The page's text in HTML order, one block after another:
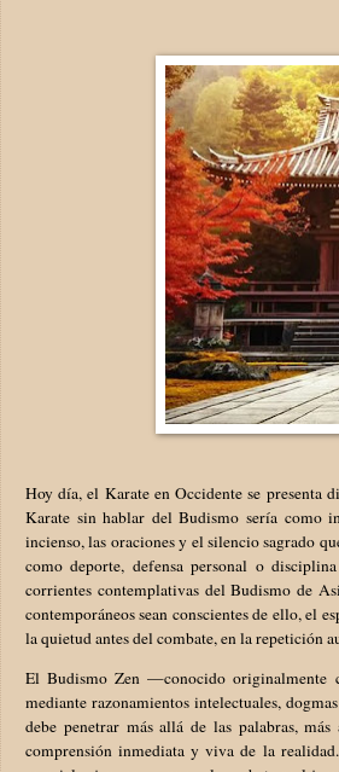
Hoy día, el Karate en Occidente se presenta
Karate sin hablar del Budismo sería como
incienso, las oraciones y el silencio sagrado
como deporte, defensa personal o
corrientes contemplativas del Budismo de
contemporáneos sean conscientes de ello, el
la quietud antes del combate, en la repetición
El Budismo Zen —conocido originalmente
mediante razonamientos intelectuales,
debe penetrar más allá de las palabras,
comprensión inmediata y viva de la